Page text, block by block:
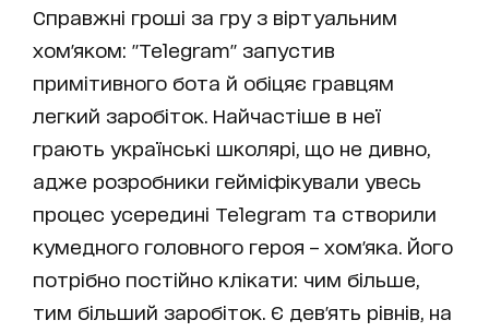
Справжні гроші за гру з віртуальним
хом'яком: "Telegram" запустив
примітивного бота й обіцяє гравцям
легкий заробіток. Найчастіше в неї
грають українські школярі, що не дивно,
адже розробники гейміфікували увесь
процес усередині Telegram та створили
кумедного головного героя – хом'яка. Його
потрібно постійно клікати: чим більше,
тим більший заробіток. Є дев'ять рівнів, на